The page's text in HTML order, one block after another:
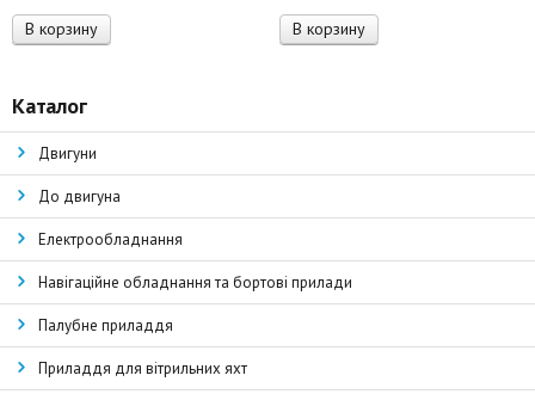
В корзину В корзину
Каталог
Двигуни
До двигуна
Електрообладнання
Навігаційне обладнання та бортові прилади
Палубне приладдя
Приладдя для вітрильних яхт